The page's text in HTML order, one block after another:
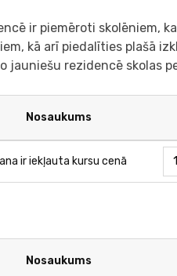
ir piemēroti skolēniem,
kā arī piedalīties plašā
jauniešu rezidencē skolas
Nosaukums
ir iekļauta kursu cenā
Nosaukums